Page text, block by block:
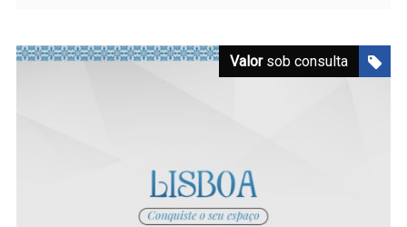
Valorsob consulta